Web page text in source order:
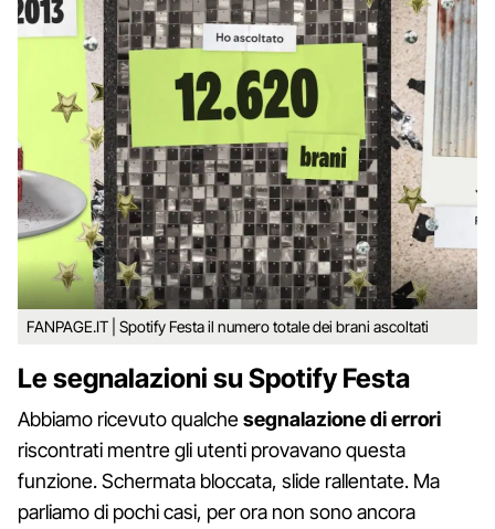
FANPAGE.IT | Spotify Festa il numero totale dei brani ascoltati
Le segnalazioni su Spotify Festa
Abbiamo ricevuto qualchesegnalazione di errori
riscontrati mentre gli utenti provavano questa
funzione. Schermata bloccata, slide rallentate. Ma
parliamo di pochi casi, per ora non sono ancora